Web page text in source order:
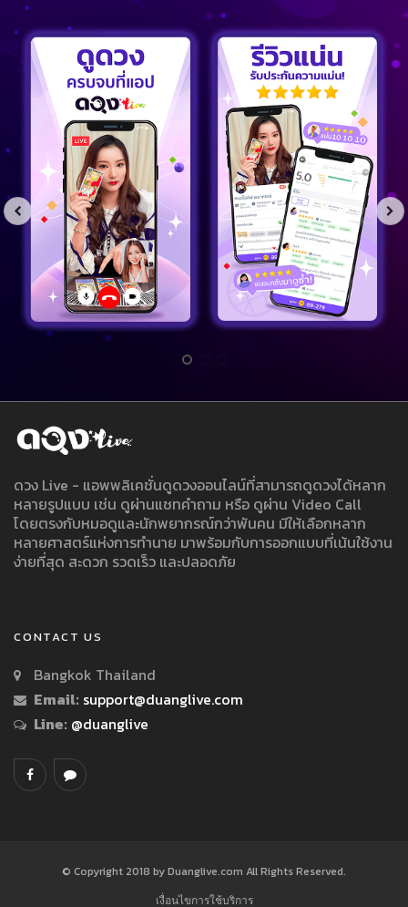
ดวง Live - แอพพลิเคชั่นดูดวงออนไลน์ที่สามารถดูดวงได้หลาก
หลายรูปแบบ เช่น ดูผ่านแชทคำถาม หรือ ดูผ่าน Video Call
โดยตรงกับหมอดูและนักพยากรณ์กว่าพันคน มีให้เลือกหลาก
หลายศาสตร์แห่งการทำนาย มาพร้อมกับการออกแบบที่เน้นใช้งาน
ง่ายที่สุด สะดวก รวดเร็ว และปลอดภัย
CONTACT US
Bangkok Thailand
Email: support@duanglive.com
Line: @duanglive
© Copyright 2018 by Duanglive.com All Rights Reserved.
เงื่อนไขการใช้บริการ